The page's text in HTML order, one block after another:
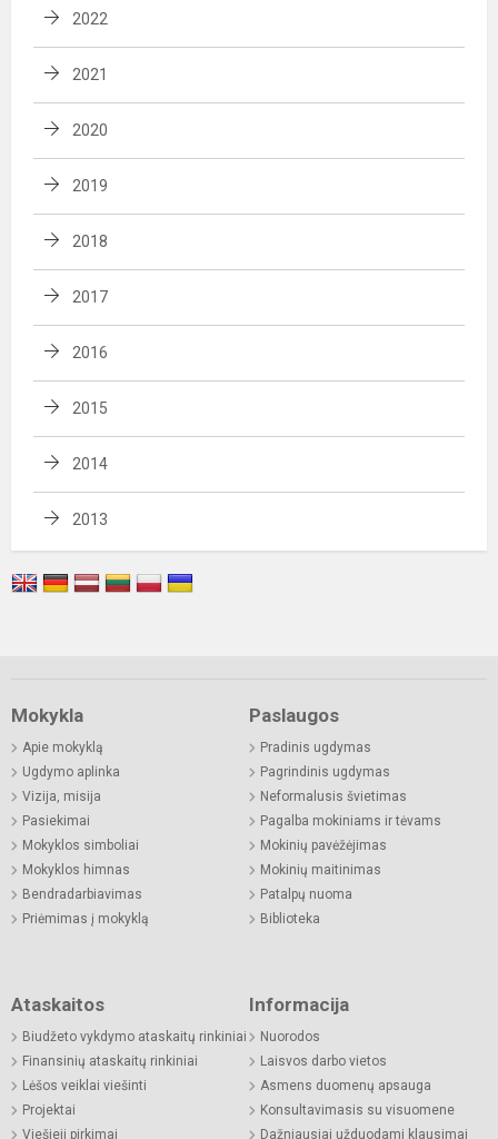
2022
2021
2020
2019
2018
2017
2016
2015
2014
2013
Mokykla
Apie mokyklą
Ugdymo aplinka
Vizija, misija
Pasiekimai
Mokyklos simboliai
Mokyklos himnas
Bendradarbiavimas
Priėmimas į mokyklą
Paslaugos
Pradinis ugdymas
Pagrindinis ugdymas
Neformalusis švietimas
Pagalba mokiniams ir tėvams
Mokinių pavėžėjimas
Mokinių maitinimas
Patalpų nuoma
Biblioteka
Ataskaitos
Biudžeto vykdymo ataskaitų rinkiniai
Finansinių ataskaitų rinkiniai
Lėšos veiklai viešinti
Projektai
Viešieji pirkimai
Informacija
Nuorodos
Laisvos darbo vietos
Asmens duomenų apsauga
Konsultavimasis su visuomene
Dažniausiai užduodami klausimai